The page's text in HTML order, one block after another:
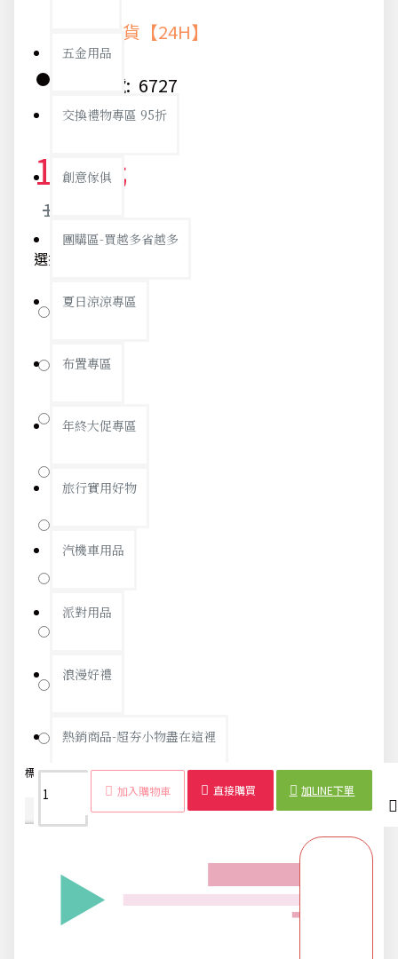
五金用品
交換禮物專區 95折
創意傢俱
團購區-買越多省越多
夏日涼涼專區
布置專區
年終大促專區
旅行實用好物
汽機車用品
派對用品
浪漫好禮
熱銷商品-超夯小物盡在這裡
父親節專頁
開學季用品
快速出貨【24H】
貨號: 6727
109元
114元
選擇款示-500
8號
2號
7號
9號
3號
加入購物車 直接購買 加LINE下單
標籤： 貓咪 零錢包 卡通 喵星人 可愛 創意 硬幣包 萌系
商品詳情 配送時間